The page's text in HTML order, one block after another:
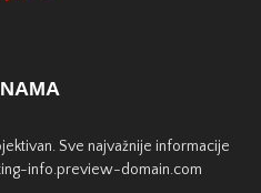
Sve najvažnije informacije
info.preview-domain.com